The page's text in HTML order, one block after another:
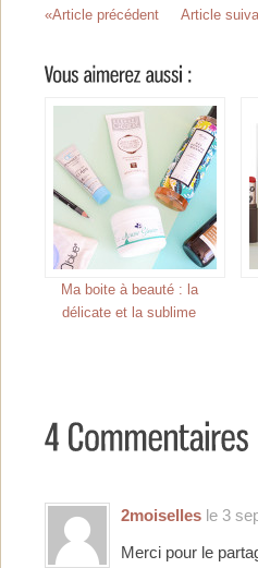
«Article précédent Article
Ma boite à beauté : la
délicate et la sublime
2moiselles le 3
Merci pour le